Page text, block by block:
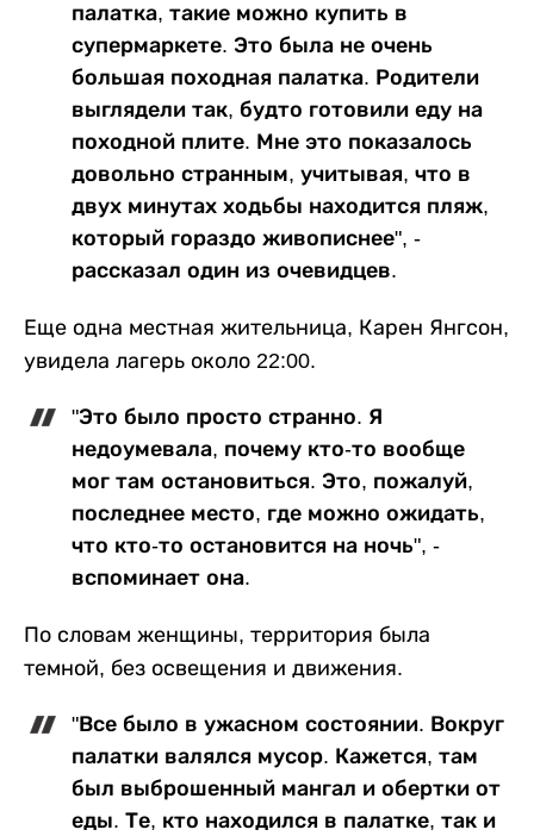
палатка, такие можно купить в
супермаркете. Это была не очень
большая походная палатка. Родители
выглядели так, будто готовили еду на
походной плите. Мне это показалось
довольно странным, учитывая, что в
двух минутах ходьбы находится пляж,
который гораздо живописнее", -
рассказал один из очевидцев.
Еще одна местная жительница, Карен Янгсон,
увидела лагерь около 22:00.
"Это было просто странно. Я
недоумевала, почему кто-то вообще
мог там остановиться. Это, пожалуй,
последнее место, где можно ожидать,
что кто-то остановится на ночь", -
вспоминает она.
По словам женщины, территория была
темной, без освещения и движения.
"Все было в ужасном состоянии. Вокруг
палатки валялся мусор. Кажется, там
был выброшенный мангал и обертки от
еды. Те, кто находился в палатке, так и